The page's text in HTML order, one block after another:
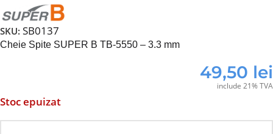
SKU: SB0137
Cheie Spite SUPER B TB-5550 – 3.3 mm
49,50 lei
include 21% TVA
Stoc epuizat